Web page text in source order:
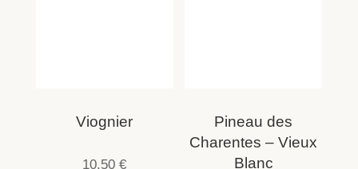
Viognier
10,50€
Pineau des
Charentes – Vieux
Blanc